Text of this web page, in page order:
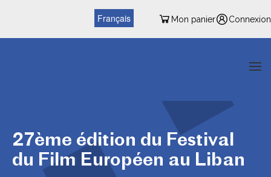
Mon panier Connexion
Français
27ème édition du Festival
du Film Européen au Liban